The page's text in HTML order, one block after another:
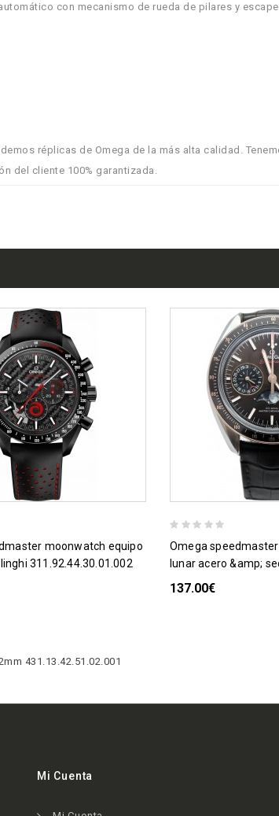
con mecanismo de rueda de pilares y
réplicas de Omega de la más alta calidad.
del cliente 100% garantizada.
311.92.44.30.01.002
omega speedmaster moonwatch fase
lunar acero &amp;
137.00€
431.13.42.51.02.001
Mi Cuenta